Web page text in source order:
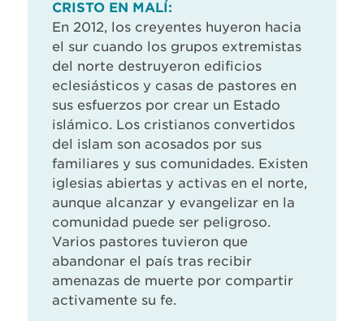
CRISTO EN MALÍ:
En 2012, los creyentes huyeron hacia
el sur cuando los grupos extremistas
del norte destruyeron edificios
eclesiásticos y casas de pastores en
sus esfuerzos por crear un Estado
islámico. Los cristianos convertidos
del islam son acosados por sus
familiares y sus comunidades. Existen
iglesias abiertas y activas en el norte,
aunque alcanzar y evangelizar en la
comunidad puede ser peligroso.
Varios pastores tuvieron que
abandonar el país tras recibir
amenazas de muerte por compartir
activamente su fe.